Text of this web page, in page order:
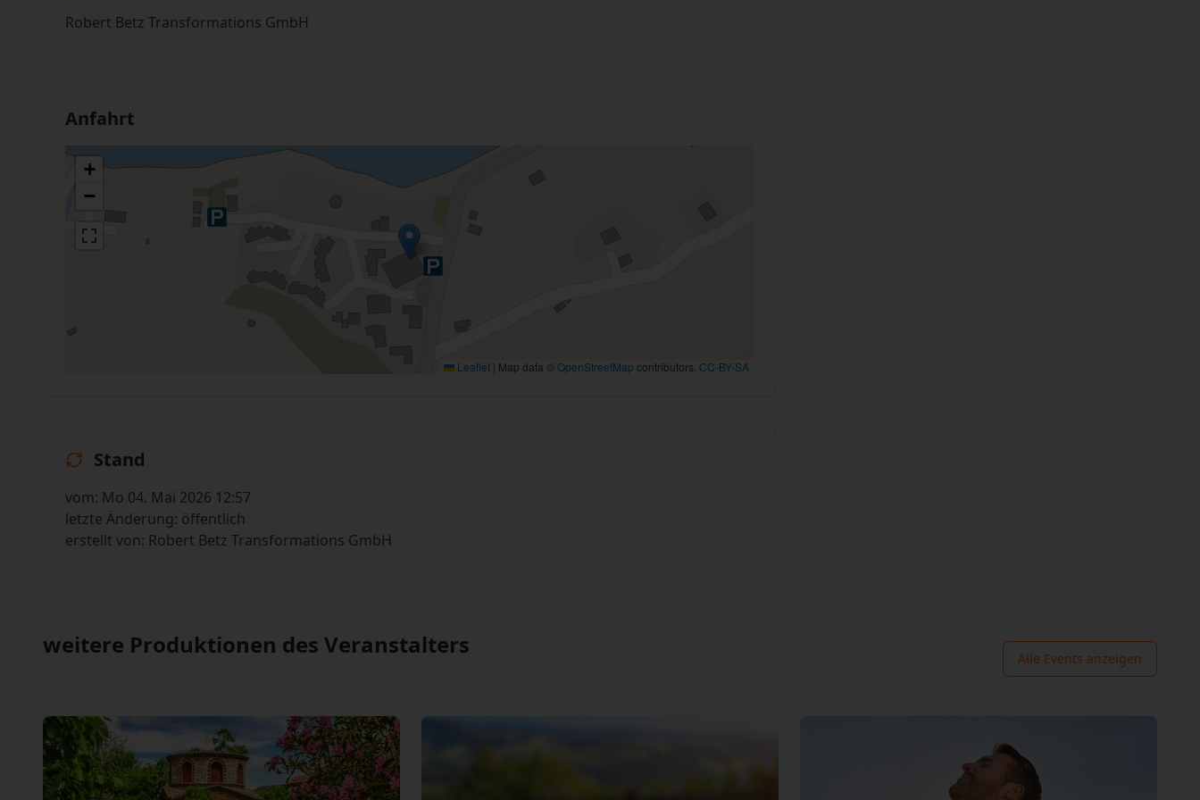
Robert Betz Transformations GmbH
Anfahrt
+
−
Leaflet | Map data ©OpenStreetMap contributors, CC-BY-SA
Stand
vom: Mo 04. Mai 2026 12:57
letzte Änderung: öffentlich
erstellt von: Robert Betz Transformations GmbH
weitere Produktionen des Veranstalters Alle Events anzeigen